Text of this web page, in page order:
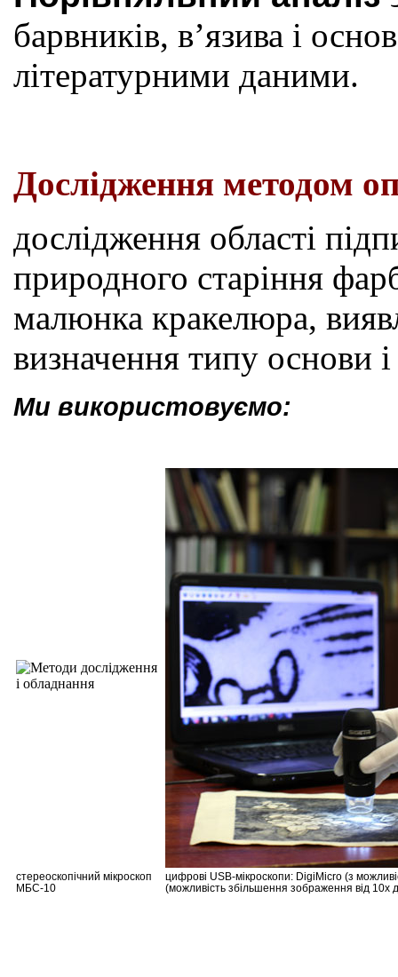
барвників, в’язива і
літературними даними.
Дослідження методом
дослідження області
природного старіння
малюнка кракелюра,
визначення типу основи
Ми використовуємо:
стереоскопічний мікроскоп
МБС-10
цифрові USB-мікроскопи: DigiMicro (з
(можливість збільшення зображення від 10х